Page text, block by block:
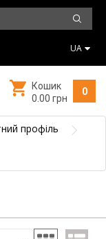
UA
0
Кошик
0.00 грн
профіль